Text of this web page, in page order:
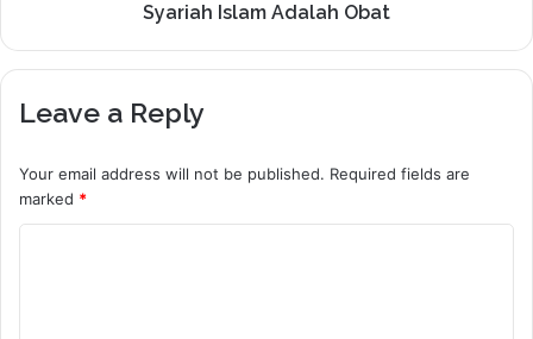
Syariah Islam Adalah Obat
Leave a Reply
Your email address will not be published. Required fields are
marked *